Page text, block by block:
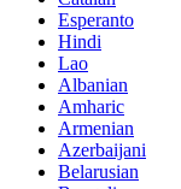
Esperanto
Hindi
Lao
Albanian
Amharic
Armenian
Azerbaijani
Belarusian